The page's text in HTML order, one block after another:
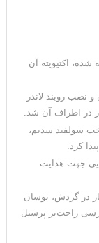
اکتیویته آن
و نصب روبند لاندر
در اطراف آن شد.
سولفید سدیم،
جهت هدایت
در گردش، نوسان
راحت‌تر پرسنل